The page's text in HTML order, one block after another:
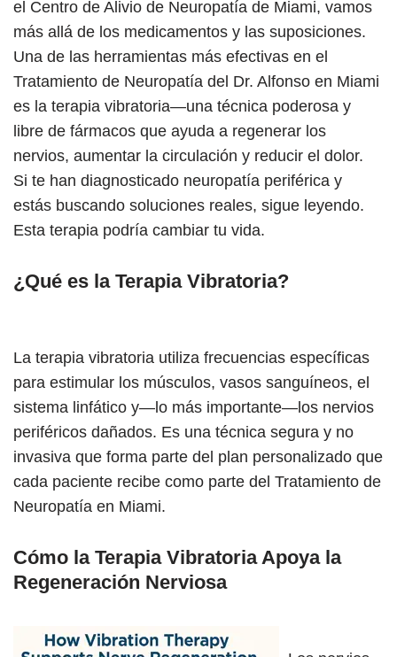
el Centro de Alivio de Neuropatía de Miami, vamos
más allá de los medicamentos y las suposiciones.
Una de las herramientas más efectivas en el
Tratamiento de Neuropatía del Dr. Alfonso en Miami
es la terapia vibratoria—una técnica poderosa y
libre de fármacos que ayuda a regenerar los
nervios, aumentar la circulación y reducir el dolor.
Si te han diagnosticado neuropatía periférica y
estás buscando soluciones reales, sigue leyendo.
Esta terapia podría cambiar tu vida.
¿Qué es la Terapia Vibratoria?
La terapia vibratoria utiliza frecuencias específicas
para estimular los músculos, vasos sanguíneos, el
sistema linfático y—lo más importante—los nervios
periféricos dañados. Es una técnica segura y no
invasiva que forma parte del plan personalizado que
cada paciente recibe como parte del Tratamiento de
Neuropatía en Miami.
Cómo la Terapia Vibratoria Apoya la
Regeneración Nerviosa